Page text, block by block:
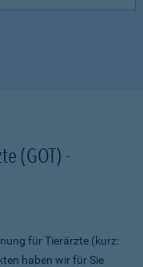
(GOT) -
für Tierärzte (kurz:
haben wir für Sie